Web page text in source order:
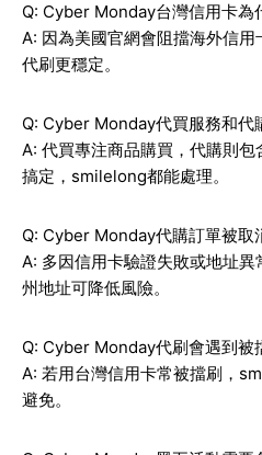
Q: Cyber Monday台灣信用卡為
A: 因為美國官網會阻擋海外信
代刷更穩定。
Q: Cyber Monday代買服務和代
A: 代買專注商品購買，代購則
搞定，smilelong都能處理。
Q: Cyber Monday代購訂單被取
A: 多因信用卡驗證失敗或地址
州地址可降低風險。
Q: Cyber Monday代刷會遇到被
A: 若用台灣信用卡常被擋刷，
避免。